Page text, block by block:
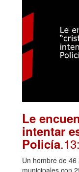
Le
intentar
Policía
Un hombre de
municipales con